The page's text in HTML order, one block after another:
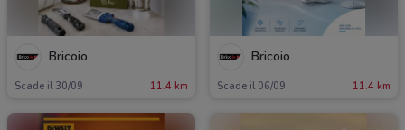
Bricoio
Scade il 30/09 11.4 km
Bricoio
Scade il 06/09 11.4 km